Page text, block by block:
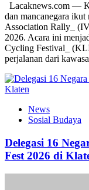
Lacaknews.com —
dan mancanegara
Association Rally_
2026. Acara ini
Cycling Festival_
perjalanan dari
News
Sosial Budaya
Delegasi 16
Fest 2026 di